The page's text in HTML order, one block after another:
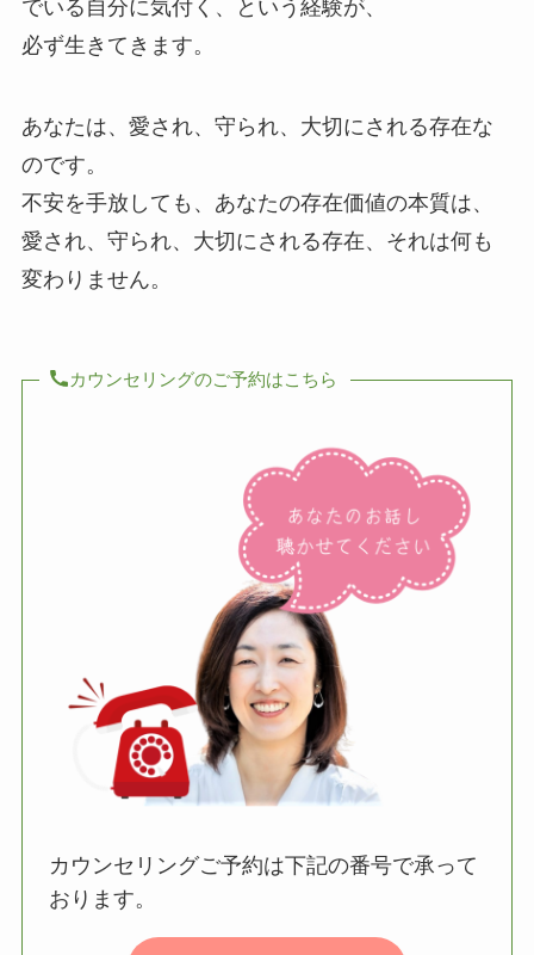
でいる自分に気付く、という経験が、
必ず生きてきます。
あなたは、愛され、守られ、大切にされる存在な
のです。
不安を手放しても、あなたの存在価値の本質は、
愛され、守られ、大切にされる存在、それは何も
変わりません。
カウンセリングのご予約はこちら
カウンセリングご予約は下記の番号で承って
おります。